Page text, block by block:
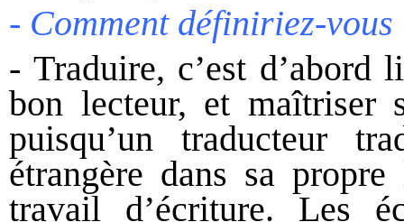
- Comment définiriez-
- Traduire, c’est
bon lecteur, et maîtriser
puisqu’un traducteur
étrangère dans sa
travail d’écriture. Les